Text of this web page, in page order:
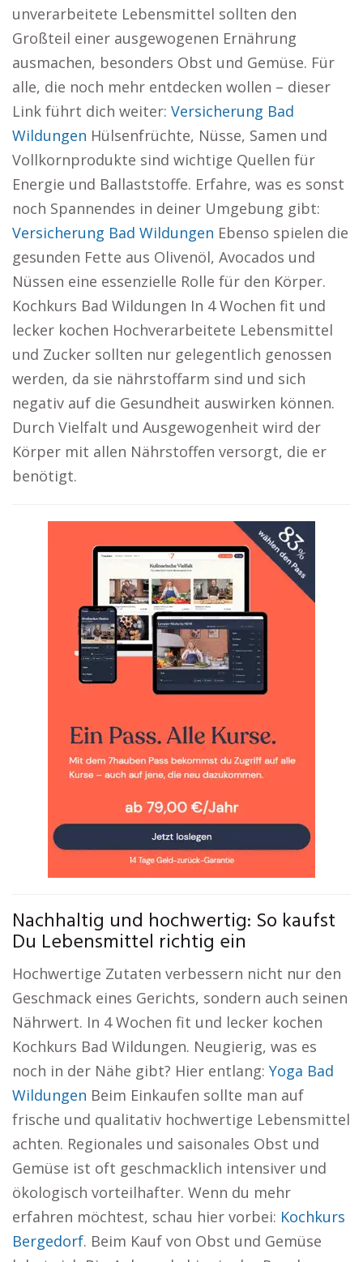
unverarbeitete Lebensmittel sollten den
Großteil einer ausgewogenen Ernährung
ausmachen, besonders Obst und Gemüse. Für
alle, die noch mehr entdecken wollen – dieser
Link führt dich weiter: Versicherung Bad
Wildungen Hülsenfrüchte, Nüsse, Samen und
Vollkornprodukte sind wichtige Quellen für
Energie und Ballaststoffe. Erfahre, was es sonst
noch Spannendes in deiner Umgebung gibt:
Versicherung Bad Wildungen Ebenso spielen die
gesunden Fette aus Olivenöl, Avocados und
Nüssen eine essenzielle Rolle für den Körper.
Kochkurs Bad Wildungen In 4 Wochen fit und
lecker kochen Hochverarbeitete Lebensmittel
und Zucker sollten nur gelegentlich genossen
werden, da sie nährstoffarm sind und sich
negativ auf die Gesundheit auswirken können.
Durch Vielfalt und Ausgewogenheit wird der
Körper mit allen Nährstoffen versorgt, die er
benötigt.
Nachhaltig und hochwertig: So kaufst
Du Lebensmittel richtig ein
Hochwertige Zutaten verbessern nicht nur den
Geschmack eines Gerichts, sondern auch seinen
Nährwert. In 4 Wochen fit und lecker kochen
Kochkurs Bad Wildungen. Neugierig, was es
noch in der Nähe gibt? Hier entlang: Yoga Bad
Wildungen Beim Einkaufen sollte man auf
frische und qualitativ hochwertige Lebensmittel
achten. Regionales und saisonales Obst und
Gemüse ist oft geschmacklich intensiver und
ökologisch vorteilhafter. Wenn du mehr
erfahren möchtest, schau hier vorbei: Kochkurs
Bergedorf. Beim Kauf von Obst und Gemüse